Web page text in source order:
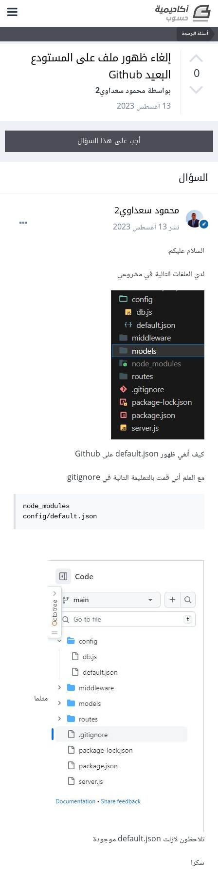
أسئلة البرمجة
0
إلغاء ظهور ملف على المستودع
البعيد Github
بواسطة محمود سعداوي2
13 أغسطس 2023
أجب على هذا السؤال
السؤال
محمود سعداوي2
نشر13 أغسطس 2023
السلام عليكم.
لدي الملفات التالية في مشروعي
كيف ألغي ظهور default.json على Github
مع العلم أني قمت بالتعليمة التالية في gitignore
node_modules
config/default.json
مثلما
تلاحظون لازلت default.json موجودة
شكرا